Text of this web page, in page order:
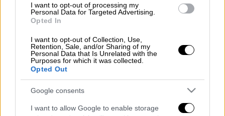
I want to opt-out of processing my
Personal Data for Targeted Advertising.
Opted In
I want to opt-out of Collection, Use,
Retention, Sale, and/or Sharing of my
Personal Data that Is Unrelated with the
Purposes for which it was collected.
Opted Out
Google consents
I want to allow Google to enable storage
Κόσμος|02.09.2025 14:48
Απίστευτη απάτη στην Τουρκία: Πώς
ένας ξενοδόχος ξάφρισε 30 εκατ.
δολάρια από τουρίστες
Κόσμος|02.09.2025 21:30
Έκρηξη κατανάλωσης τσιγάρων το
2024 στην Τουρκία - «Καπνούς» θα